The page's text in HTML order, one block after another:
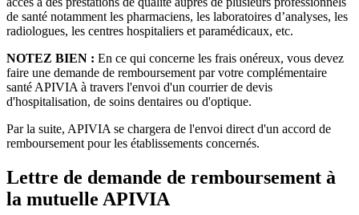
de santé notamment les pharmaciens, les laboratoires d’analyses, les
radiologues, les centres hospitaliers et paramédicaux, etc.
NOTEZ BIEN : En ce qui concerne les frais onéreux, vous devez
faire une demande de remboursement par votre complémentaire
santé APIVIA à travers l'envoi d'un courrier de devis
d'hospitalisation, de soins dentaires ou d'optique.
Par la suite, APIVIA se chargera de l'envoi direct d'un accord de
remboursement pour les établissements concernés.
Lettre de demande de remboursement à
la mutuelle APIVIA